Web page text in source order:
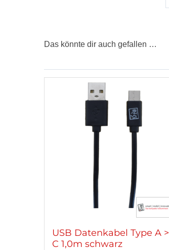
Das könnte dir auch gefallen …
USB Datenkabel Type A >
C 1,0m schwarz